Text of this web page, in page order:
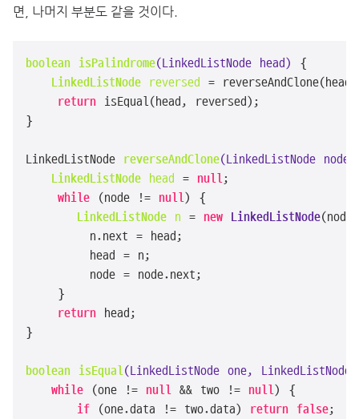
면, 나머지 부분도 같을 것이다.
boolean isPalindrome(LinkedListNode head)
{
LinkedListNode
reversed =
return isEqual(head, reversed);
}
LinkedListNode reverseAndClone(LinkedListNode node)
LinkedListNode
head = null;
while (node != null) {
LinkedListNode
n = new LinkedListNode
        n.next = head;
        head = n;
        node = node.next;
    }
return head;
}
boolean isEqual(LinkedListNode one, LinkedListNode
while (one != null && two != null) {
if (one.data != two.data) return false;